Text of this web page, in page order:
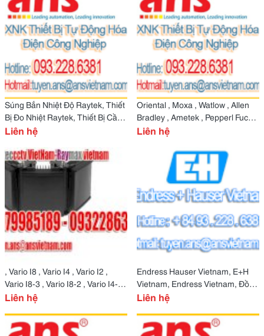
Súng Bắn Nhiệt Độ Raytek, Thiết
Bị Đo Nhiệt Raytek, Thiết Bị Cầm
Tay Raytek
Liên hệ
Oriental , Moxa , Watlow , Allen
Bradley , Ametek , Pepperl Fuchs
, Deesys
Liên hệ
, Vario I8 , Vario I4 , Vario I2 ,
Vario I8-3 , Vario I8-2 , Vario I4-3 ,
Vario
Liên hệ
Endress Hauser Vietnam, E+H
Vietnam, Endress Vietnam, Đồng
Hồ Đo Lưu Lượng E+H
Liên hệ